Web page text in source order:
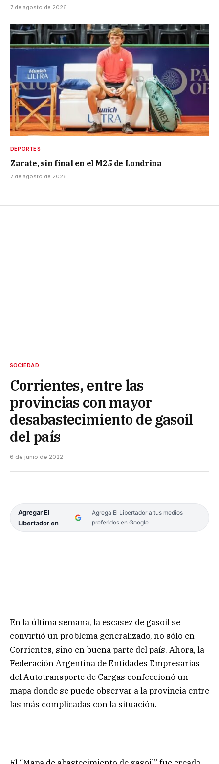
7 de agosto de 2026
DEPORTES
Zarate, sin final en el M25 de Londrina
7 de agosto de 2026
SOCIEDAD
Corrientes, entre las
provincias con mayor
desabastecimiento de gasoil
del país
6 de junio de 2022
Agregar El
Libertador en
Agrega El Libertador a tus medios
preferidos en Google
En la última semana, la escasez de gasoil se
convirtió un problema generalizado, no sólo en
Corrientes, sino en buena parte del país. Ahora, la
Federación Argentina de Entidades Empresarias
del Autotransporte de Cargas confeccionó un
mapa donde se puede observar a la provincia entre
las más complicadas con la situación.